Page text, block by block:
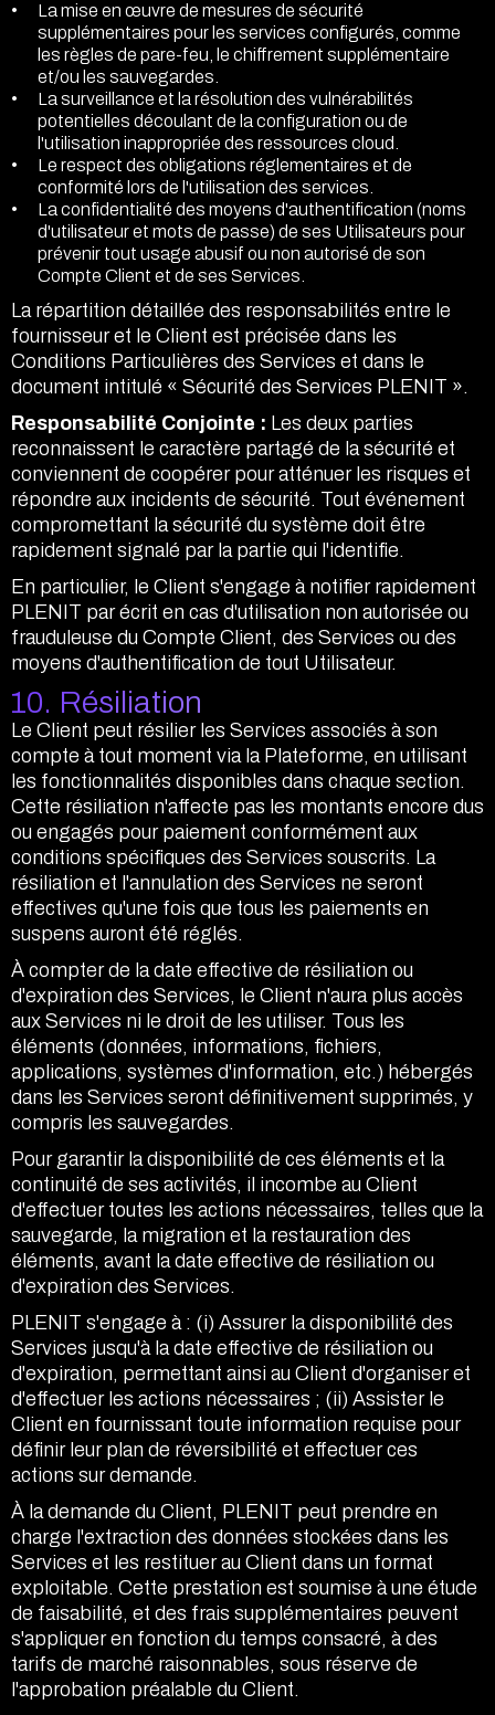
La mise en œuvre de mesures de sécurité
supplémentaires pour les services configurés, comme
les règles de pare-feu, le chiffrement supplémentaire
et/ou les sauvegardes.
La surveillance et la résolution des vulnérabilités
potentielles découlant de la configuration ou de
l'utilisation inappropriée des ressources cloud.
Le respect des obligations réglementaires et de
conformité lors de l'utilisation des services.
La confidentialité des moyens d'authentification (noms
d'utilisateur et mots de passe) de ses Utilisateurs pour
prévenir tout usage abusif ou non autorisé de son
Compte Client et de ses Services.
La répartition détaillée des responsabilités entre le
fournisseur et le Client est précisée dans les
Conditions Particulières des Services et dans le
document intitulé « Sécurité des Services PLENIT ».
Responsabilité Conjointe : Les deux parties
reconnaissent le caractère partagé de la sécurité et
conviennent de coopérer pour atténuer les risques et
répondre aux incidents de sécurité. Tout événement
compromettant la sécurité du système doit être
rapidement signalé par la partie qui l'identifie.
En particulier, le Client s'engage à notifier rapidement
PLENIT par écrit en cas d'utilisation non autorisée ou
frauduleuse du Compte Client, des Services ou des
moyens d'authentification de tout Utilisateur.
10. Résiliation
Le Client peut résilier les Services associés à son
compte à tout moment via la Plateforme, en utilisant
les fonctionnalités disponibles dans chaque section.
Cette résiliation n'affecte pas les montants encore dus
ou engagés pour paiement conformément aux
conditions spécifiques des Services souscrits. La
résiliation et l'annulation des Services ne seront
effectives qu'une fois que tous les paiements en
suspens auront été réglés.
À compter de la date effective de résiliation ou
d'expiration des Services, le Client n'aura plus accès
aux Services ni le droit de les utiliser. Tous les
éléments (données, informations, fichiers,
applications, systèmes d'information, etc.) hébergés
dans les Services seront définitivement supprimés, y
compris les sauvegardes.
Pour garantir la disponibilité de ces éléments et la
continuité de ses activités, il incombe au Client
d'effectuer toutes les actions nécessaires, telles que la
sauvegarde, la migration et la restauration des
éléments, avant la date effective de résiliation ou
d'expiration des Services.
PLENIT s'engage à : (i) Assurer la disponibilité des
Services jusqu'à la date effective de résiliation ou
d'expiration, permettant ainsi au Client d'organiser et
d'effectuer les actions nécessaires ; (ii) Assister le
Client en fournissant toute information requise pour
définir leur plan de réversibilité et effectuer ces
actions sur demande.
À la demande du Client, PLENIT peut prendre en
charge l'extraction des données stockées dans les
Services et les restituer au Client dans un format
exploitable. Cette prestation est soumise à une étude
de faisabilité, et des frais supplémentaires peuvent
s'appliquer en fonction du temps consacré, à des
tarifs de marché raisonnables, sous réserve de
l'approbation préalable du Client.